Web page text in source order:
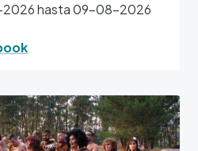
hasta 09-08-2026